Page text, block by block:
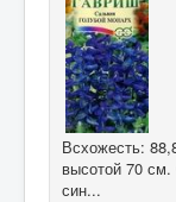
Всхожесть:
высотой 70 см.
син...